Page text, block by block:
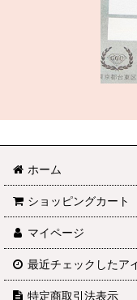
ホーム
ショッピングカート
マイページ
最近チェックしたア
特定商取引法表示